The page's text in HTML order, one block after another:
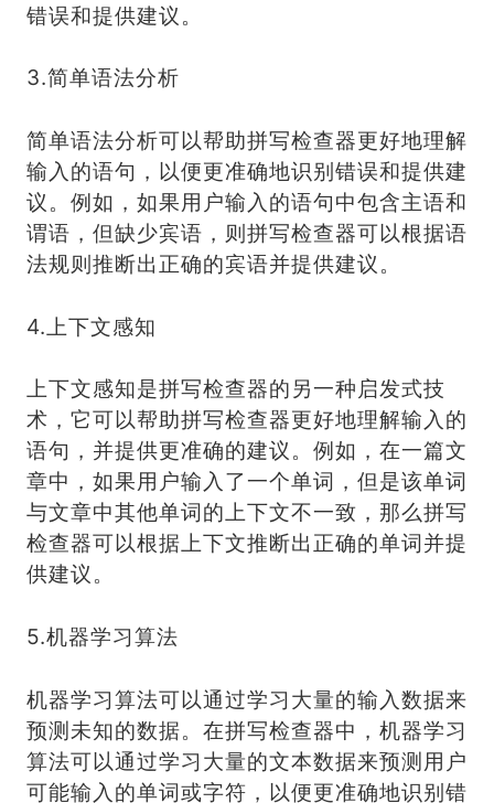
错误和提供建议。
3.简单语法分析
简单语法分析可以帮助拼写检查器更好地理解
输入的语句，以便更准确地识别错误和提供建
议。例如，如果用户输入的语句中包含主语和
谓语，但缺少宾语，则拼写检查器可以根据语
法规则推断出正确的宾语并提供建议。
4.上下文感知
上下文感知是拼写检查器的另一种启发式技
术，它可以帮助拼写检查器更好地理解输入的
语句，并提供更准确的建议。例如，在一篇文
章中，如果用户输入了一个单词，但是该单词
与文章中其他单词的上下文不一致，那么拼写
检查器可以根据上下文推断出正确的单词并提
供建议。
5.机器学习算法
机器学习算法可以通过学习大量的输入数据来
预测未知的数据。在拼写检查器中，机器学习
算法可以通过学习大量的文本数据来预测用户
可能输入的单词或字符，以便更准确地识别错